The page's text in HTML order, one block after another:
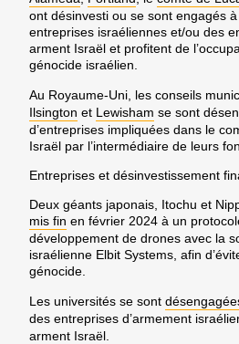
ont désinvesti ou se sont engagés
entreprises israéliennes et/ou des
arment Israël et profitent de
génocide israélien.
Au Royaume-Uni, les conseils
Ilsington et Lewisham se sont
d’entreprises impliquées dans le
Israël par l’intermédiaire de leurs
Entreprises et désinvestissement
Deux géants japonais, Itochu et
mis fin en février 2024 à un
développement de drones avec la
israélienne Elbit Systems, afin
génocide.
Les universités se sont
des entreprises d’armement
arment Israël.